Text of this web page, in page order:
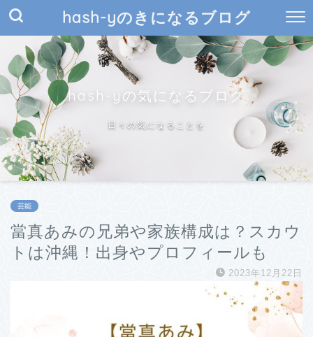
hash-yのきになるブログ
hash-yの気になるブログ
日々の気になることを
芸能
當真あみの兄弟や家族構成は？スカウ
トは沖縄！出身やプロフィールも
2023年12月22日